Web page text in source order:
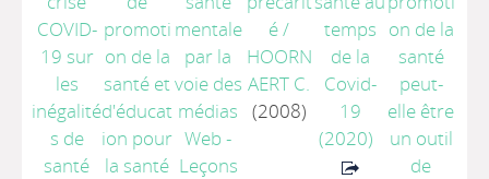
COVID-
19 sur
les
inégalité
s de
santé
promoti
on de la
santé et
d'éducat
ion pour
la santé
mentale
par la
voie des
médias
Web -
Leçons
é/
HOORN
AERT C.
(2008)
temps
de la
Covid-
19
(2020)
on de la
santé
peut-
elle être
un outil
de